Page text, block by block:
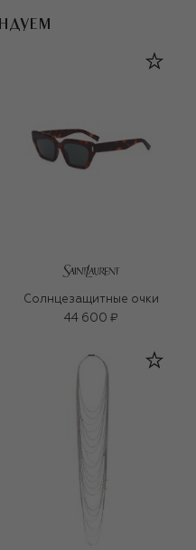
Солнцезащитные очки
44 600 ₽